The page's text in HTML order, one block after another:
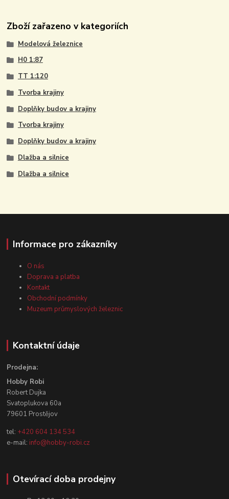
Zboží zařazeno v kategoriích
Modelová železnice
H0 1:87
TT 1:120
Tvorba krajiny
Doplňky budov a krajiny
Tvorba krajiny
Doplňky budov a krajiny
Dlažba a silnice
Dlažba a silnice
Informace pro zákazníky
O nás
Doprava a platba
Kontakt
Obchodní podmínky
Muzeum průmyslových železnic
Kontaktní údaje
Prodejna:
Hobby Robi
Robert Dujka
Svatoplukova 60a
79601 Prostějov
tel: +420 604 134 534
e-mail: info@hobby-robi.cz
Otevírací doba prodejny